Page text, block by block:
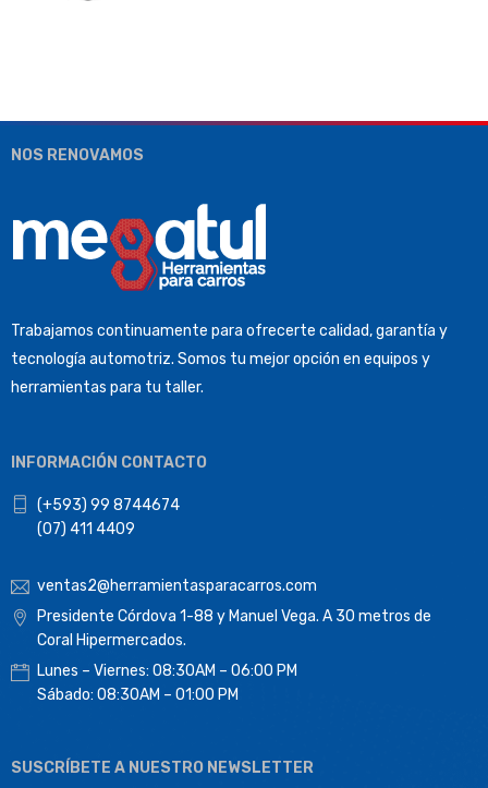
NOS RENOVAMOS
Trabajamos continuamente para ofrecerte calidad, garantía y
tecnología automotriz. Somos tu mejor opción en equipos y
herramientas para tu taller.
INFORMACIÓN CONTACTO
(+593) 99 8744674
(07) 411 4409
ventas2@herramientasparacarros.com
Presidente Córdova 1-88 y Manuel Vega. A 30 metros de
Coral Hipermercados.
Lunes – Viernes: 08:30AM – 06:00 PM
Sábado: 08:30AM – 01:00 PM
SUSCRÍBETE A NUESTRO NEWSLETTER